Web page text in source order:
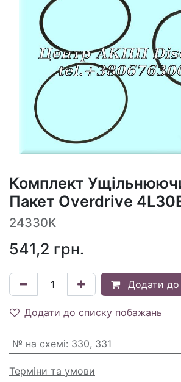
Комплект
Пакет Overdrive
24330K
541,2 грн.
Додати
Додати до списку побажань
№ на схемі: 330, 331
Терміни та умови